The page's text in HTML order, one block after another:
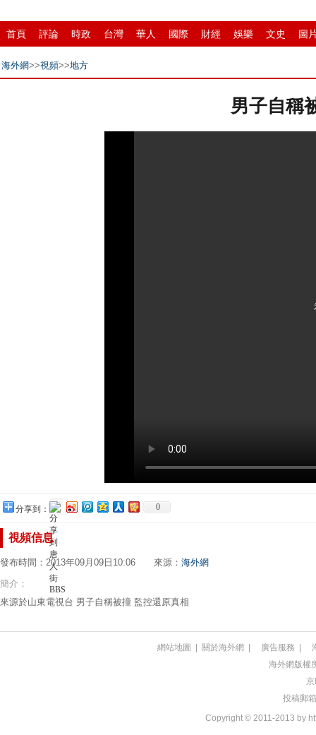
首頁 評論 時政 台灣 華人 國際 財經 娛樂 文史 圖
環保 縣域 創投
海外網>>視頻>>地方
男子自稱
分享到： 0
視頻信息
發布時間：2013年09月09日10:06 來源： 海外網
簡介：
來源於山東電視台 男子自稱被撞 監控還原真相
網站地圖 | 關於海外網 | 廣告服務 |
海外網版權
投稿郵
Copyright © 2011-2013 by